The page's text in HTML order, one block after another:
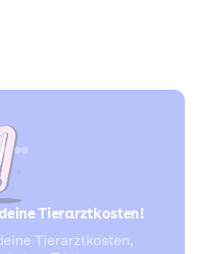
Tierarztkosten!
Tierarztkosten,